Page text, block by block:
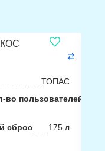
ТОПАС
во пользователей
сброс
175 л